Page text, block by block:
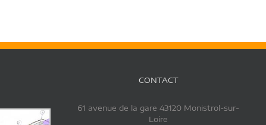
CONTACT
61 avenue de la gare 43120 Monistrol-sur-
Loire